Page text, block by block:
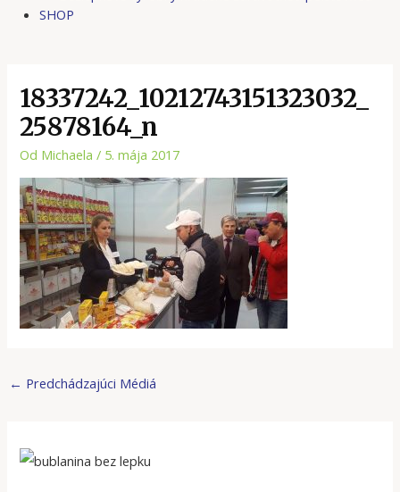
SHOP
18337242_10212743151323032_
25878164_n
Od Michaela/ 5. mája 2017
← Predchádzajúci Médiá